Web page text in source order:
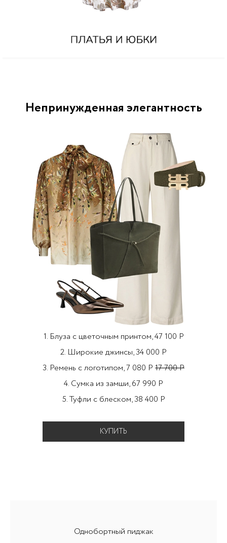
Непринужденная элегантность
1. Блуза с цветочным принтом, 47 100 Р
2. Широкие джинсы, 34 000 Р
3. Ремень с логотипом, 7 080 Р 17 700 Р
4. Сумка из замши, 67 990 Р
5. Туфли с блеском, 38 400 Р
КУПИТЬ
Однобортный пиджак